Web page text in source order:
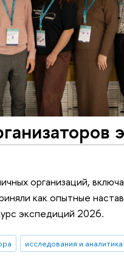
организаций,
как опытные
экспедиций 2026.
исследования и аналитика